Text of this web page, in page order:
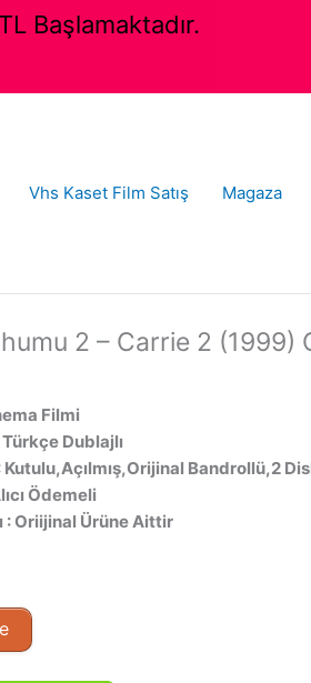
Vhs Kaset Film Satış Magaza
2 – Carrie 2 (1999)
Filmi
Dublajlı
Kutulu,Açılmış,Orijinal Bandrollü,2
Ödemeli
: Oriijinal Ürüne Aittir
Başlamaktadır.